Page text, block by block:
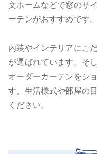
文ホームなどで窓のサ
ーテンがおすすめです。
内装やインテリアにこ
が選ばれています。そ
オーダーカーテンをシ
す。生活様式や部屋の
ください。